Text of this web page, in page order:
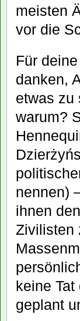
meisten
vor die
Für
danken,
etwas zu
warum?
nennen)
ihnen
Zivilisten
keine
geplant